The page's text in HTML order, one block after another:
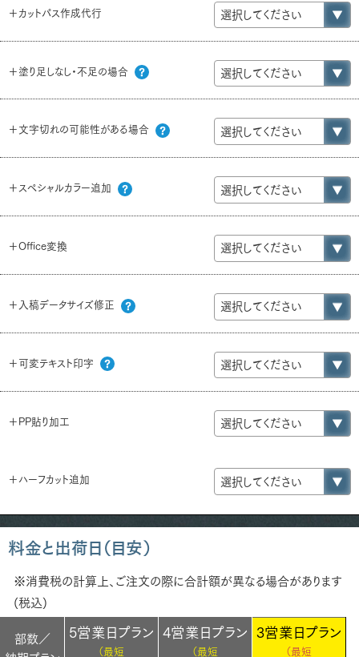
＋カットパス作成代行
＋塗り足しなし・不足の場合
＋文字切れの可能性がある場合
＋スペシャルカラー追加
＋Office変換
＋入稿データサイズ修正
＋可変テキスト印字
＋PP貼り加工
＋ハーフカット追加
料金と出荷日（目安）
※消費税の計算上、ご注文の際に合計額が異なる場合があります
(税込)
部数／
5営業日プラン
（最短
4営業日プラン
（最短
3営業日プラン
（最短